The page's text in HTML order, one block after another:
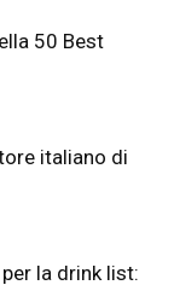
50 Best
italiano di
la drink list: